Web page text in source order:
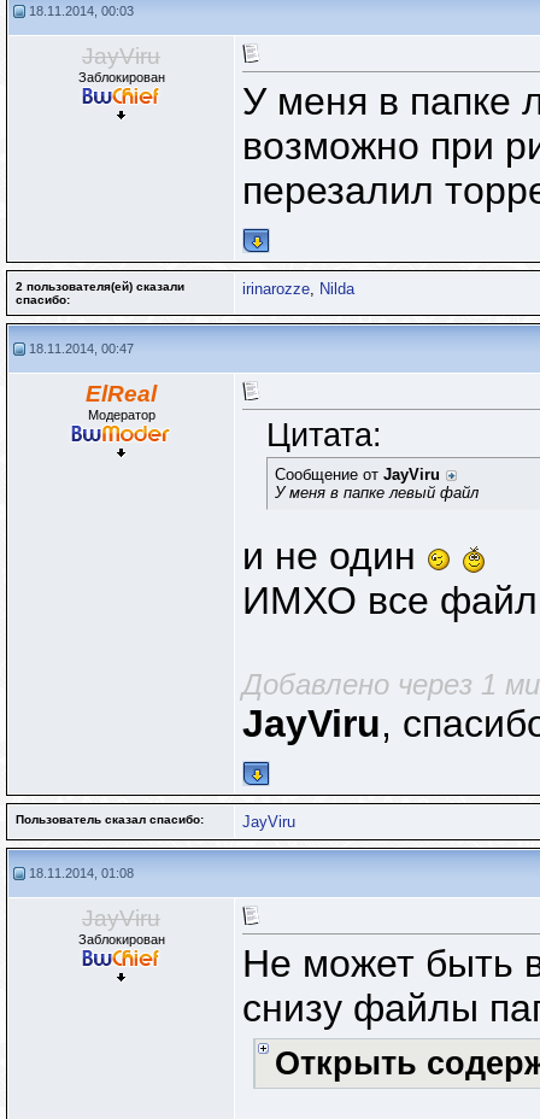
18.11.2014, 00:03
JayViru
Заблокирован
У меня в папке
возможно при
перезалил
2 пользователя(ей) сказали
cпасибо:
irinarozze, Nilda
18.11.2014, 00:47
ElReal
Модератор
Цитата:
Сообщение от JayViru
У меня в папке левый файл
и не один
ИМХО все
Добавлено через 1
JayViru,
Пользователь сказал cпасибо: JayViru
18.11.2014, 01:08
JayViru
Заблокирован
Не может быть
снизу файлы
Открыть